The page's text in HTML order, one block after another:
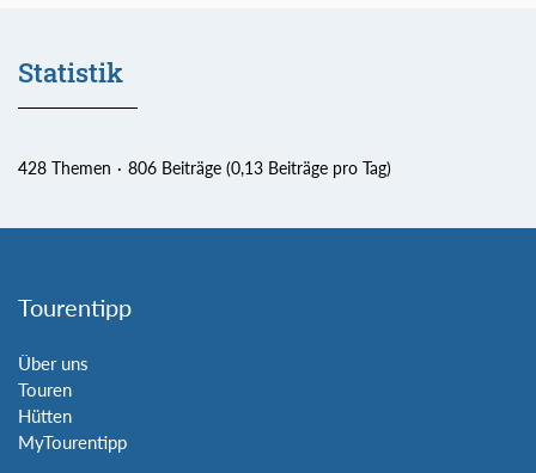
Statistik
428 Themen 806 Beiträge (0,13 Beiträge pro Tag)
Tourentipp
Über uns
Touren
Hütten
MyTourentipp